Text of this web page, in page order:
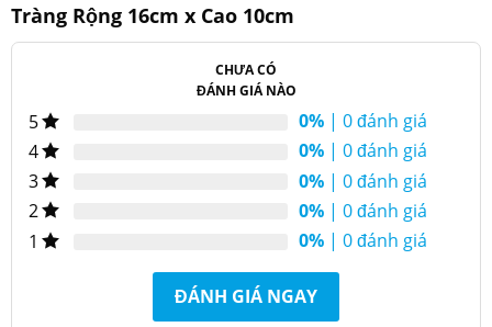
Thông số kỹ thuật sản phẩm
xanh vẽ đồng bèo
Chiều
Mã số 16 cm
Chất
liệu
Đạt tiêu chuẩn chất
lượng QCVN12-
4:2015/BYT
Men xanh đồng In logo
Tràng Rộng 16cm x Cao 10cm
CHƯA CÓ
ĐÁNH GIÁ NÀO
5 0% | 0 đánh giá
4
0% | 0 đánh giá
3
0% | 0 đánh giá
2
0% | 0 đánh giá
1
0% | 0 đánh giá
ĐÁNH GIÁ NGAY